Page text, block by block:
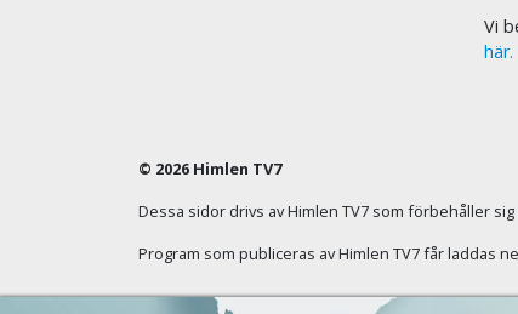
Vi
här.
© 2026 Himlen TV7
Dessa sidor drivs av Himlen TV7 som förbehåller
Program som publiceras av Himlen TV7 får laddas